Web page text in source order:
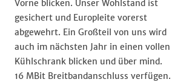
Vorne blicken. Unser Wohlstand ist
gesichert und Europleite vorerst
abgewehrt. Ein Großteil von uns wird
auch im nächsten Jahr in einen vollen
Kühlschrank blicken und über mind.
16 MBit Breitbandanschluss verfügen.